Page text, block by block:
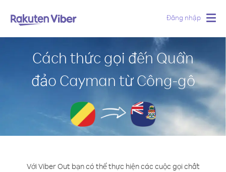
Đăng nhập
Cách thức gọi đến Quần
đảo Cayman từ Công-gô
Với Viber Out bạn có thể thực hiện các cuộc gọi chất